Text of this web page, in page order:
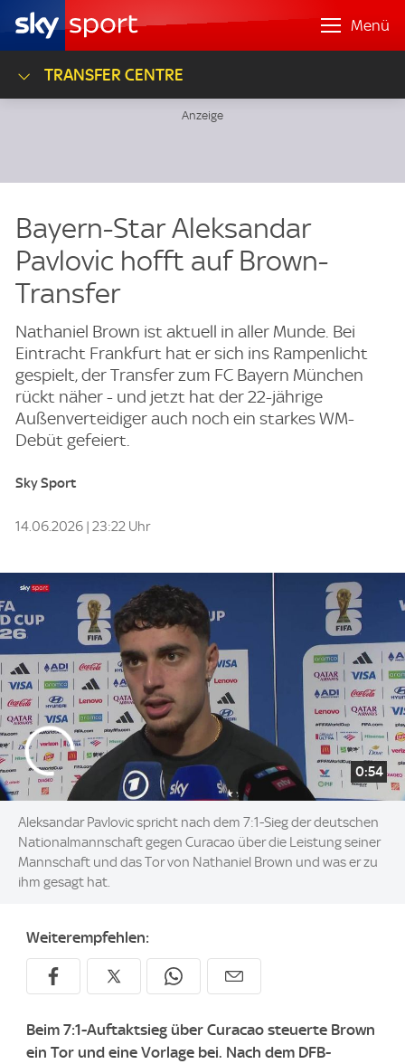
Menü
TRANSFER CENTRE
Bayern-Star Aleksandar
Pavlovic hofft auf Brown-
Transfer
Nathaniel Brown ist aktuell in aller Munde. Bei
Eintracht Frankfurt hat er sich ins Rampenlicht
gespielt, der Transfer zum FC Bayern München
rückt näher - und jetzt hat der 22-jährige
Außenverteidiger auch noch ein starkes WM-
Debüt gefeiert.
Sky Sport
14.06.2026 | 23:22 Uhr
0:54
Aleksandar Pavlovic spricht nach dem 7:1-Sieg der deutschen
Nationalmannschaft gegen Curacao über die Leistung seiner
Mannschaft und das Tor von Nathaniel Brown und was er zu
ihm gesagt hat.
Weiterempfehlen:
Beim 7:1-Auftaktsieg über Curacao steuerte Brown
ein Tor und eine Vorlage bei. Nach dem DFB-